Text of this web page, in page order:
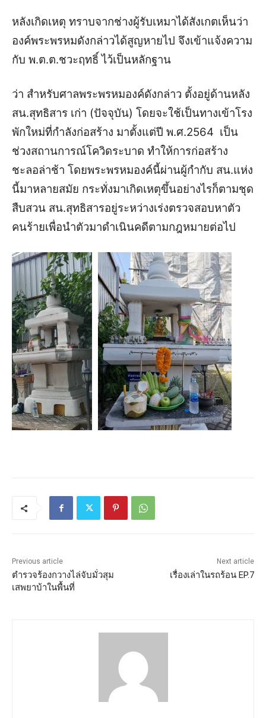
หลังเกิดเหตุ ทราบจากช่างผู้รับเหมาได้สังเกตเห็นว่า
องค์พระพรหมดังกล่าวได้สูญหายไป จึงเข้าแจ้งความ
กับ พ.ต.ต.ชวะฤทธิ์ ไว้เป็นหลักฐาน
ว่า สำหรับศาลพระพรหมองค์ดังกล่าว ตั้งอยู่ด้านหลัง
สน.สุทธิสาร เก่า (ปัจจุบัน) โดยจะใช้เป็นทางเข้าโรง
พักใหม่ที่กำลังก่อสร้าง มาตั้งแต่ปี พ.ศ.2564 เป็น
ช่วงสถานการณ์โควิดระบาด ทำให้การก่อสร้าง
ชะลอล่าช้า โดยพระพรหมองค์นี้ผ่านผู้กำกับ สน.แห่ง
นี้มาหลายสมัย กระทั่งมาเกิดเหตุขึ้นอย่างไรก็ตามชุด
สืบสวน สน.สุทธิสารอยู่ระหว่างเร่งตรวจสอบหาตัว
คนร้ายเพื่อนำตัวมาดำเนินคดีตามกฎหมายต่อไป
Previous article
ตำรวจร้องกวางไล่จับมั่วสุม
เสพยาบ้าในพื้นที่
Next article
เรื่องเล่าในรถร้อน EP.7